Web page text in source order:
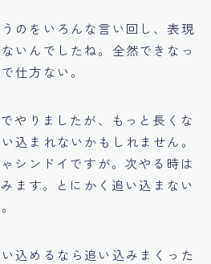
のをいろんな言い回し、表現
いんでしたね。全然できなっ
仕方ない。
やりましたが、もっと長くな
込まれないかもしれません。
シンドイですが。次やる時は
ます。とにかく追い込まない
込めるなら追い込みまくった